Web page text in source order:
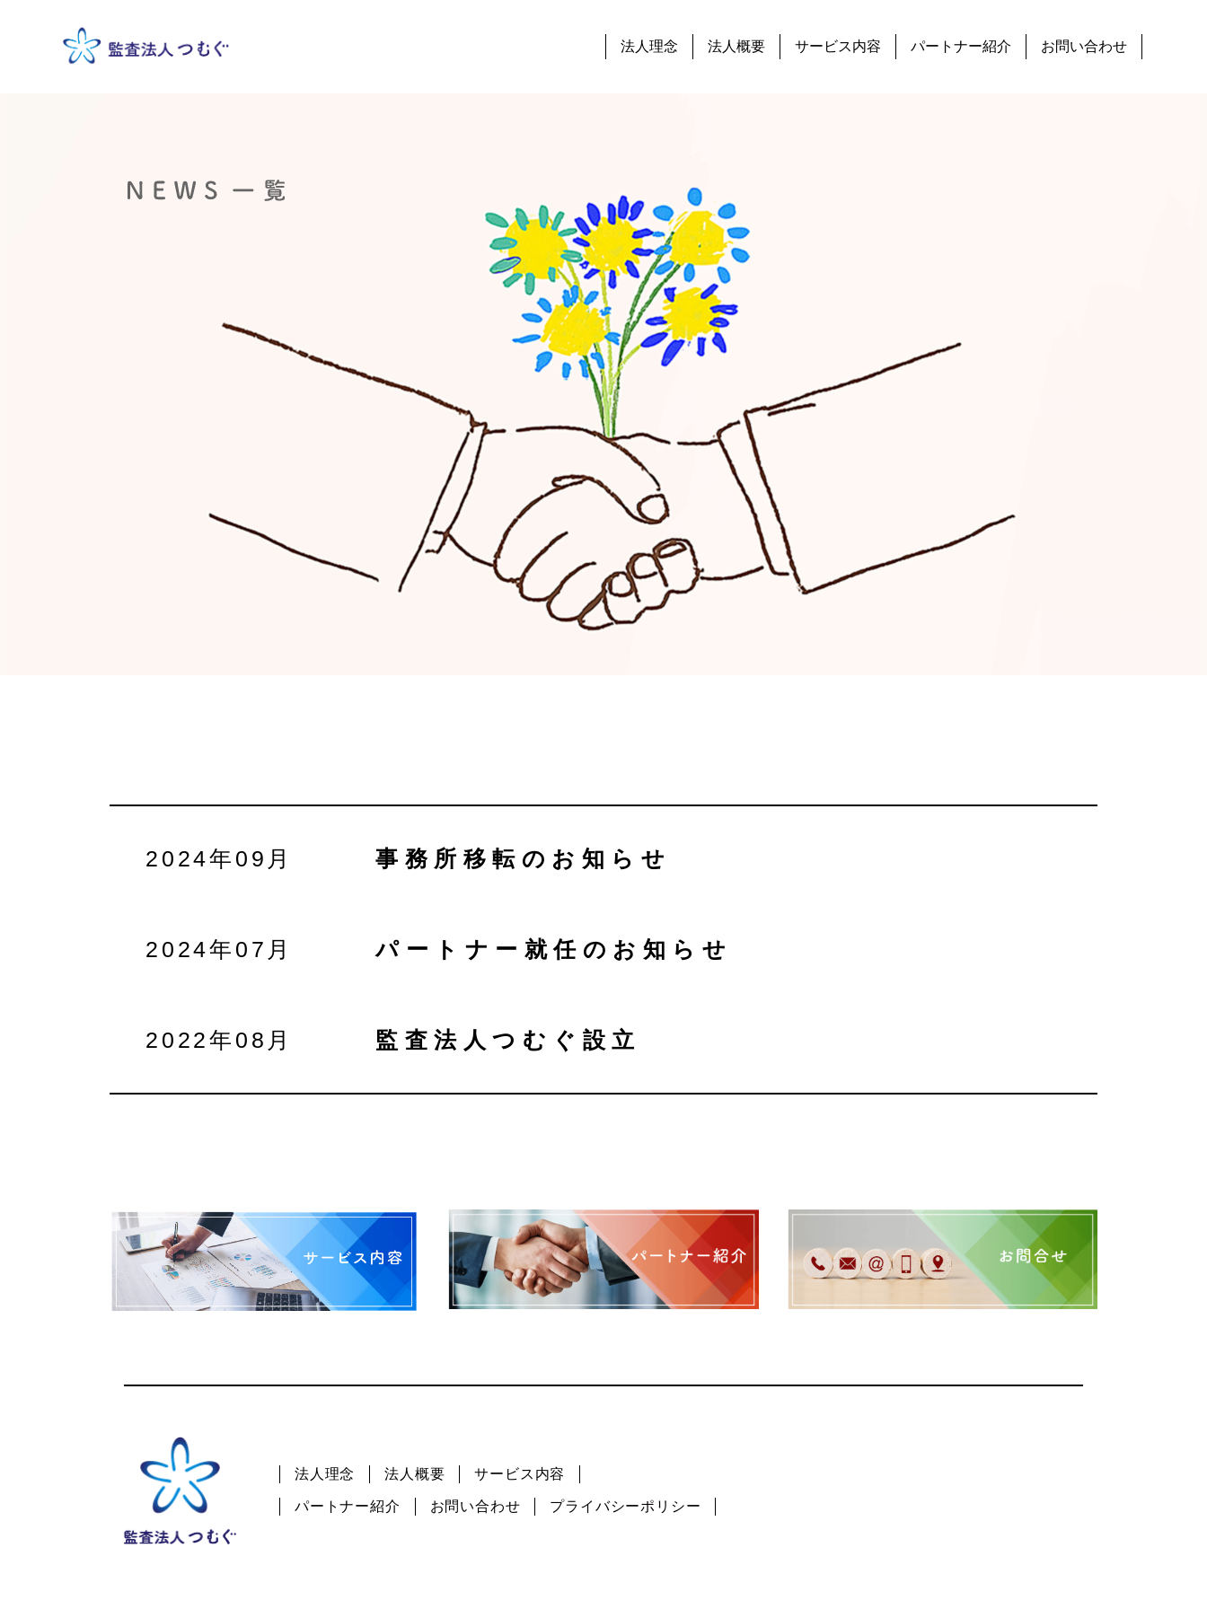
法人理念 法人概要 サービス内容 パートナー紹介 お問い合わせ
2024年09月 事務所移転のお知らせ
2024年07月 パートナー就任のお知らせ
2022年08月 監査法人つむぐ設立
法人理念 法人概要 サービス内容
パートナー紹介 お問い合わせ プライバシーポリシー